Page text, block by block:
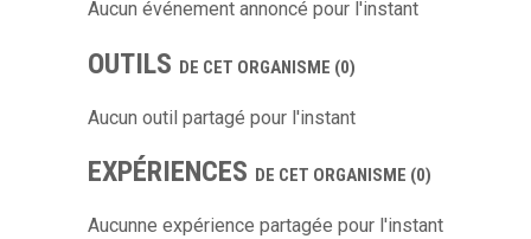
Aucun événement annoncé pour l'instant
OUTILS DE CET ORGANISME (0)
Aucun outil partagé pour l'instant
EXPÉRIENCES DE CET ORGANISME (0)
Aucunne expérience partagée pour l'instant